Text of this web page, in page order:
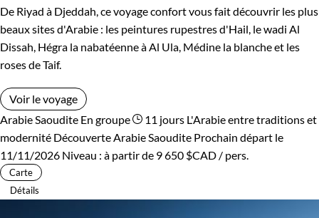
De Riyad à Djeddah, ce voyage confort vous fait découvrir les plus
beaux sites d'Arabie : les peintures rupestres d'Hail, le wadi Al
Dissah, Hégra la nabatéenne à Al Ula, Médine la blanche et les
roses de Taif.
Voir le voyage
Arabie Saoudite En groupe 11 jours L'Arabie entre traditions et
modernité Découverte Arabie Saoudite Prochain départ le
11/11/2026 Niveau : à partir de 9 650 $CAD / pers.
Carte
Détails